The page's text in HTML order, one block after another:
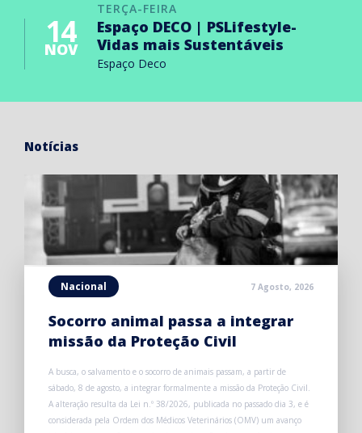
TERÇA-FEIRA
14
NOV
Espaço DECO | PSLifestyle-
Vidas mais Sustentáveis
Espaço Deco
Notícias
Nacional 7 Agosto, 2026
Socorro animal passa a integrar
missão da Proteção Civil
A busca, o salvamento e o socorro de animais passam, a partir de
sábado, 8 de agosto, a integrar formalmente a missão da Proteção Civil.
A alteração resulta da Lei n.º 38/2026, publicada no passado dia 3, e é
considerada pela Ordem dos Médicos Veterinários (OMV) um avanço